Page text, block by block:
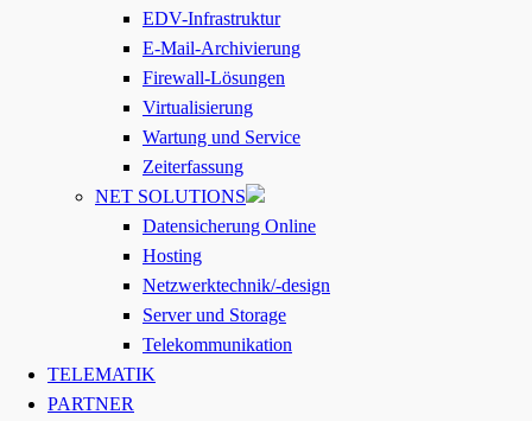
EDV-Infrastruktur
E-Mail-Archivierung
Firewall-Lösungen
Virtualisierung
Wartung und Service
Zeiterfassung
NET SOLUTIONS
Datensicherung Online
Hosting
Netzwerktechnik/-design
Server und Storage
Telekommunikation
TELEMATIK
PARTNER